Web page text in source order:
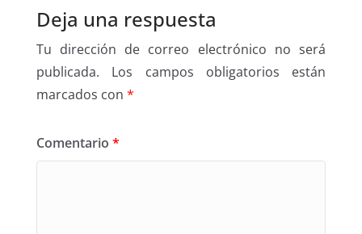
Deja una respuesta
Tu dirección de correo electrónico no será
publicada.
Los campos obligatorios están
marcados con *
Comentario *